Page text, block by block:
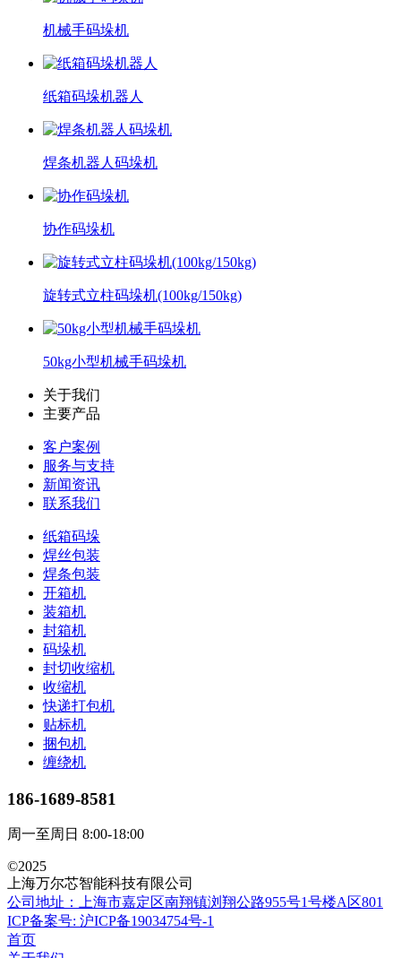
机械手码垛机
纸箱码垛机器人
焊条机器人码垛机
协作码垛机
旋转式立柱码垛机(100kg/150kg)
50kg小型机械手码垛机
关于我们
主要产品
客户案例
服务与支持
新闻资讯
联系我们
纸箱码垛
焊丝包装
焊条包装
开箱机
装箱机
封箱机
码垛机
封切收缩机
收缩机
快递打包机
贴标机
捆包机
缠绕机
186-1689-8581
周一至周日 8:00-18:00
©2025
上海万尔芯智能科技有限公司
公司地址：上海市嘉定区南翔镇浏翔公路955号1号楼A区801
ICP备案号: 沪ICP备19034754号-1
首页